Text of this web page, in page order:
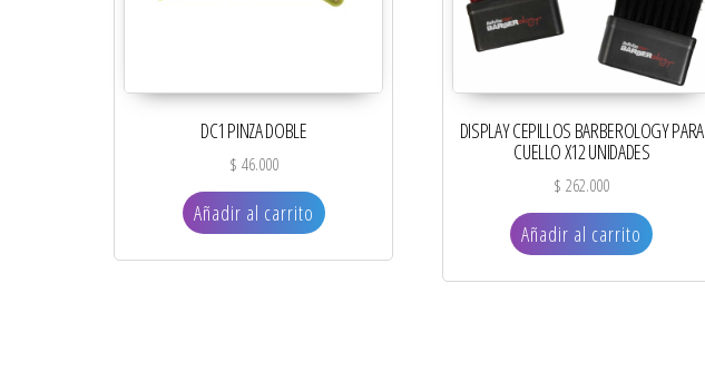
DC1 PINZA DOBLE
$ 46.000
Añadir al carrito
DISPLAY CEPILLOS BARBEROLOGY PARA
CUELLO X12 UNIDADES
$ 262.000
Añadir al carrito